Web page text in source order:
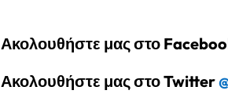
Ακολουθήστε μας στο
Ακολουθήστε μας στο Twitter